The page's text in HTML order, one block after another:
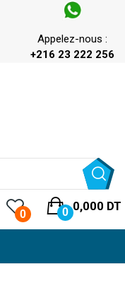
Appelez-nous :
+216 23 222 256
0
0,000 DT
0